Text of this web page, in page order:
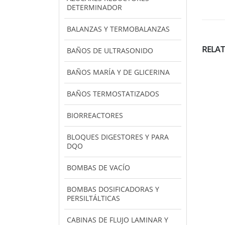
DETERMINADOR
BALANZAS Y TERMOBALANZAS
BAÑOS DE ULTRASONIDO
BAÑOS MARÍA Y DE GLICERINA
BAÑOS TERMOSTATIZADOS
BIORREACTORES
BLOQUES DIGESTORES Y PARA
DQO
BOMBAS DE VACÍO
BOMBAS DOSIFICADORAS Y
PERSILTÁLTICAS
CABINAS DE FLUJO LAMINAR Y